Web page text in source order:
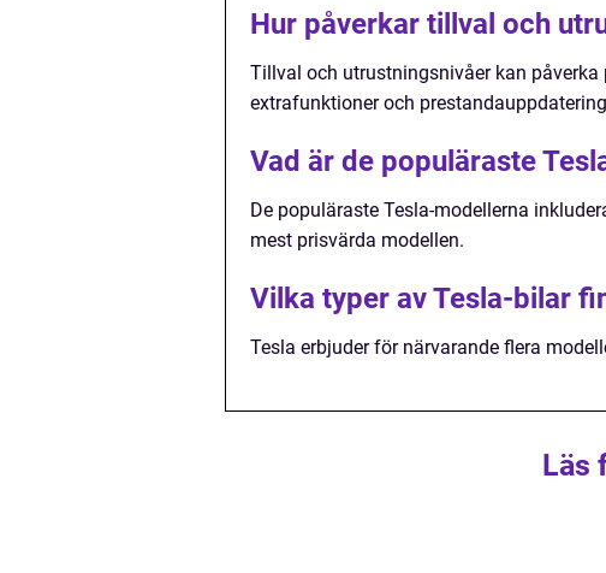
Hur påverkar tillval och
Tillval och utrustningsnivåer kan
extrafunktioner och
Vad är de populäraste
De populäraste Tesla-modellerna
mest prisvärda modellen.
Vilka typer av Tesla-bilar
Tesla erbjuder för närvarande flera
Läs